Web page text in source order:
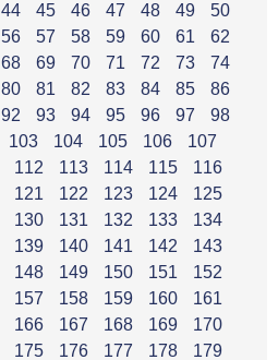
44 45 46 47 48 49
50
56 57 58 59 60 61
62
68 69 70 71 72 73
74
80 81 82 83 84 85
86
92 93 94 95 96 97
98
103 104 105 106
107
112 113 114 115
116
121 122 123 124
125
130 131 132 133
134
139 140 141 142
143
148 149 150 151
152
157 158 159 160
161
166 167 168 169
170
175 176 177 178 179